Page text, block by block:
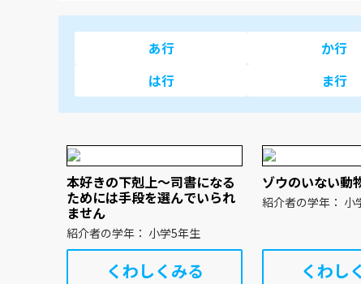
あ行 か行
は行
ま行
本好きの下剋上～司書になる
ためには手段を選んでいられ
ません
紹介者の学年： 小学5年生
くわしくみる
ゾウのいない動
紹介者
くわし